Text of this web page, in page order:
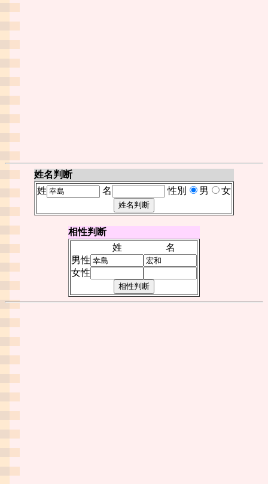
姓名判断
姓
名 性別 男 女
相性判断
姓
名
男性
女性